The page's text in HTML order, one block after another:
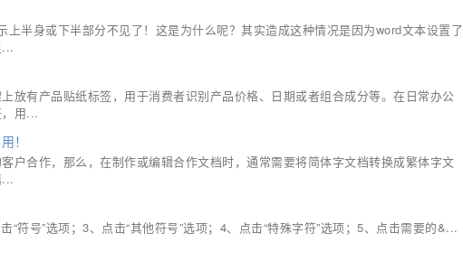
半身或下半部分不见了！这是为什么呢？其实造成这种情况是因为word文本设置了
放有产品贴纸标签，用于消费者识别产品价格、日期或者组合成分等。在日常办公
用...
！
户合作，那么，在制作或编辑合作文档时，通常需要将简体字文档转换成繁体字文
“符号”选项；3、点击“其他符号”选项；4、点击“特殊字符”选项；5、点击需要的&...